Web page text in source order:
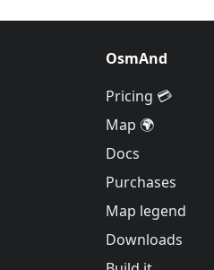
OsmAnd
Pricing 💳
Map 🌍
Docs
Purchases
Map legend
Downloads